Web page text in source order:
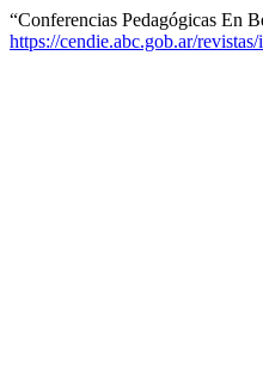
“Conferencias Pedagógicas En
https://cendie.abc.gob.ar/